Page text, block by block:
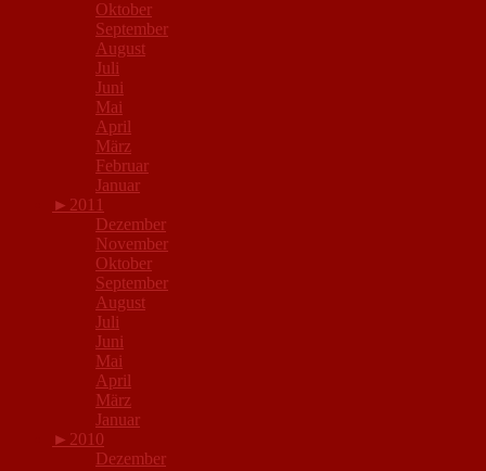
Oktober
September
August
Juli
Juni
Mai
April
März
Februar
Januar
► 2011
Dezember
November
Oktober
September
August
Juli
Juni
Mai
April
März
Januar
► 2010
Dezember